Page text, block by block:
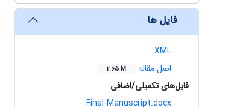
فایل ها
XML
اصل مقاله
2.65 M
فایل‌های تکمیلی/اضافی
Final-Manuscript.docx